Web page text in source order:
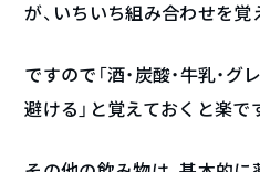
が、いちいち組み合わせを覚
ですので「酒・炭酸・牛乳・
避ける」と覚えておくと楽で